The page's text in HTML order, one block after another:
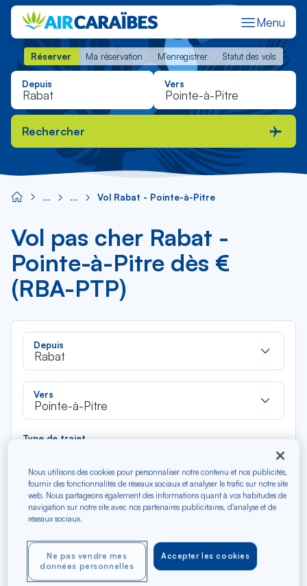
Menu
Réserver Ma réservation M'enregistrer Statut des vols
Réserver Ma réservation M'enregistrer Statut des vols
Depuis Vers
Rechercher
Vol Rabat - Pointe-à-Pitre
Vol pas cher Rabat -
Pointe-à-Pitre dès €
(RBA-PTP)
Depuis
Rabat
Vers
Pointe-à-Pitre
liste
Type de trajet
Filtrer Vider
Précédent
N/A*
Aller / Retour — Économique
Nous utilisons des cookies pour personnaliser notre contenu et nos publicités,
fournir des fonctionnalités de réseaux sociaux et analyser le trafic sur notre site
web. Nous partageons également des informations quant à vos habitudes de
navigation sur notre site avec nos partenaires publicitaires, d'analyse et de
réseaux sociaux.
Accepter les cookies
Ne pas vendre mes
données personnelles